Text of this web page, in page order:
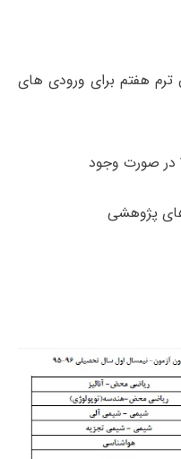
ترم هفتم برای ورودی های
پژوهشی